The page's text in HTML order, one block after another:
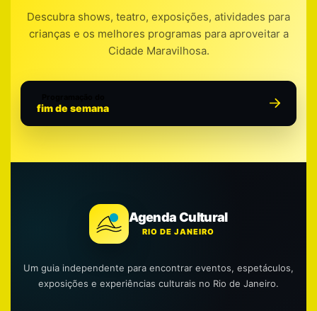
Descubra shows, teatro, exposições, atividades para
crianças e os melhores programas para aproveitar a
Cidade Maravilhosa.
fim de semana
Agenda Cultural
RIO DE JANEIRO
Um guia independente para encontrar eventos, espetáculos,
exposições e experiências culturais no Rio de Janeiro.